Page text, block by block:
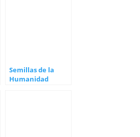
Semillas de la
Humanidad